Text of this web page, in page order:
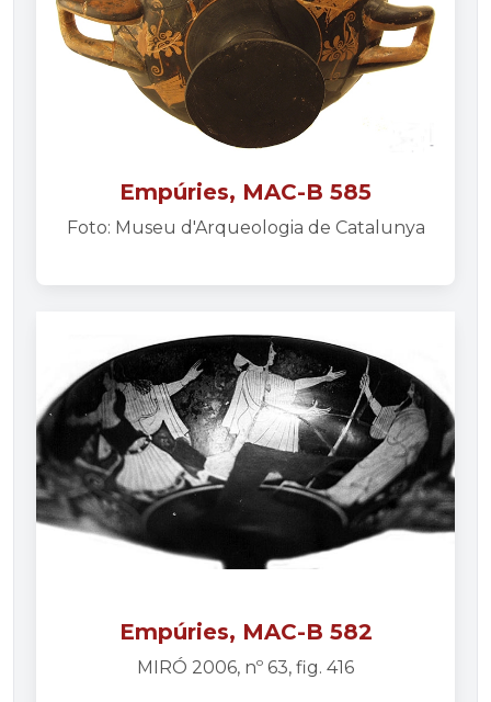
Empúries, MAC-B 585
Foto: Museu d'Arqueologia de Catalunya
Empúries, MAC-B 582
MIRÓ 2006, nº 63, fig. 416